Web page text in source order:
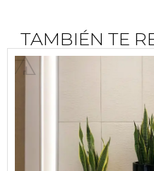
$
TAMBIÉN TE